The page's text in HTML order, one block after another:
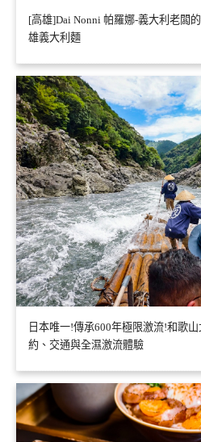
[高雄]Dai Nonni 帕羅娜-義大利老闆
雄義大利麵
日本唯一!傳承600年極限激流!和歌
約、交通與全濕激流體驗